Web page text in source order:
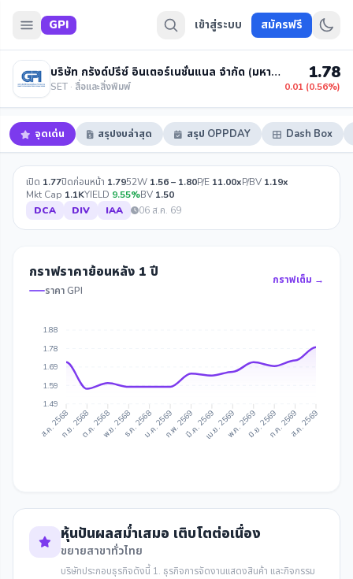
GPI เข้าสู่ระบบ สมัครฟรี
บริษัท กรังด์ปรีซ์ อินเตอร์เนชั่นแนล จำกัด (มหาชน)
SET · สื่อและสิ่งพิมพ์
1.78
0.01 (0.56%)
จุดเด่น สรุปงบล่าสุด สรุป OPPDAY Dash Box
เปิด 1.77ปิดก่อนหน้า 1.7952W 1.56 – 1.80P/E 11.00xP/BV 1.19x
Mkt Cap 1.1KYIELD 9.55%BV 1.50
DCA
DIV IAA 06 ส.ค. 69
กราฟราคาย้อนหลัง 1 ปี
ราคา GPI
กราฟเต็ม →
1.88
1.78
1.69
1.59
1.49
ส.ค. 2568ก.ย. 2568ต.ค. 2568พ.ย. 2568ธ.ค. 2568ม.ค. 2569ก.พ. 2569มี.ค. 2569เม.ย. 2569พ.ค. 2569มิ.ย. 2569ก.ค. 2569ส.ค. 2569
หุ้นปันผลสม่ำเสมอ เติบโตต่อเนื่อง
ขยายสาขาทั่วไทย
บริษัทประกอบธุรกิจดังนี้ 1. ธุรกิจการจัดงานแสดงสินค้า และกิจกรรม